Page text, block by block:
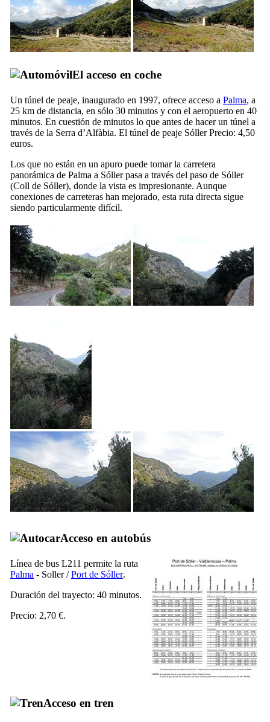
El acceso en coche
Un túnel de peaje, inaugurado en 1997, ofrece acceso a Palma, a
25 km de distancia, en sólo 30 minutos y con el aeropuerto en 40
minutos. En cuestión de minutos lo que antes de hacer un túnel a
través de la Serra d’Alfàbia. El túnel de peaje SóllerPrecio: 4,50
euros.
Los que no están en un apuro puede tomar la carretera
panorámica de Palma a Sóllerpasa a través del paso de Sóller
(Coll de Sóller), donde la vista es impresionante. Aunque
conexiones de carreteras han mejorado, esta ruta directa sigue
siendo particularmente difícil.
Acceso en autobús
Línea de bus L211 permite la ruta
Palma - Soller/Port de Sóller.
Duración del trayecto: 40 minutos.
Precio: 2,70 €.
Acceso en tren